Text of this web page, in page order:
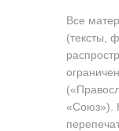
Все
(тексты,
«Союз»).